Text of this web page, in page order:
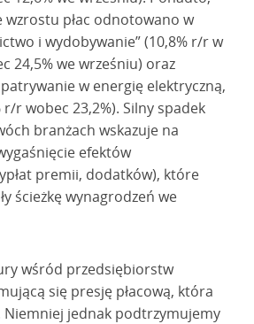
płac odnotowano w
i wydobywanie” (10,8% r/r w
24,5% we wrześniu) oraz
w energię elektryczną,
r/r wobec 23,2%). Silny spadek
branżach wskazuje na
efektów
premii, dodatków), które
ścieżkę wynagrodzeń we
wśród przedsiębiorstw
się presję płacową, która
Niemniej jednak podtrzymujemy